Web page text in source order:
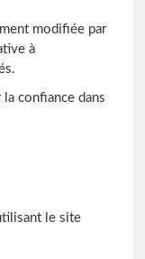
modifiée par
à
confiance dans
le site